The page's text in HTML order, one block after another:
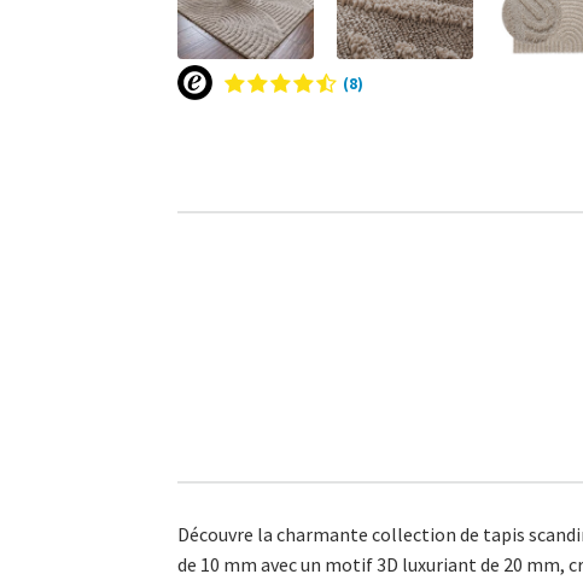
(8)
Découvre la charmante collection de tapis
de 10 mm avec un motif 3D luxuriant de 20 mm,